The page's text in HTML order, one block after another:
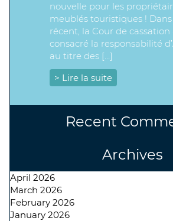
nouvelle pour les
meublés touristiques !
récent, la Cour de cassation
consacré la responsabilité
au titre des […]
> Lire la suite
Recent
Archives
April 2026
March 2026
February 2026
January 2026